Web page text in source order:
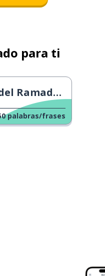
para ti
Ramadán
palabras/frases